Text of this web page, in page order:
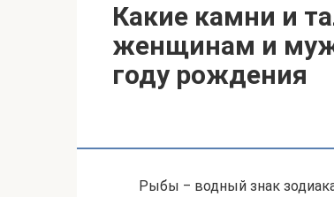
Какие камни и
женщинам и
году рождения
Рыбы ‒ водный знак